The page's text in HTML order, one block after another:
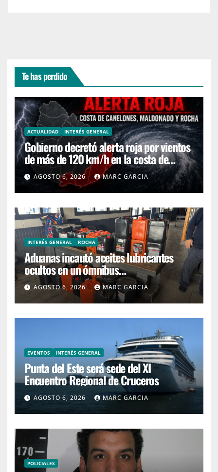
Te has perdido
ACTUALIDAD INTERÉS GENERAL
Gobierno decretó alerta roja por vientos
de más de 120 km/h en la costa de
Canelones, Maldonado y Rocha
AGOSTO 6, 2026 MARC GARCIA
INTERÉS GENERAL ROCHA
Aduanas incautó aceites lubricantes
ocultos en un ómnibus
interdepartamental
AGOSTO 6, 2026 MARC GARCIA
EVENTOS INTERÉS GENERAL
Punta del Este será sede del XI
Encuentro Regional de Cruceros
AGOSTO 6, 2026 MARC GARCIA
POLICIALES